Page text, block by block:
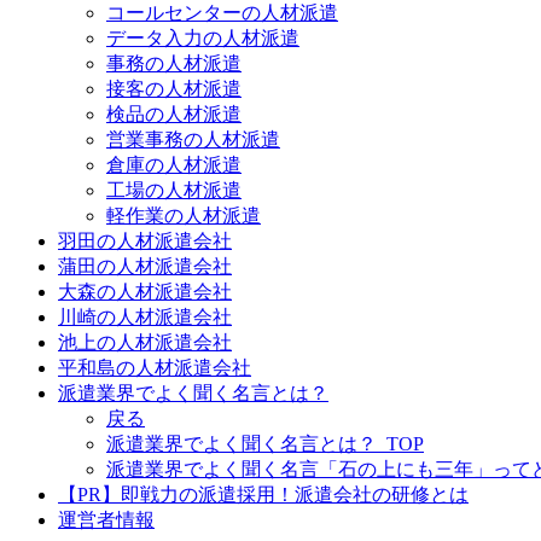
コールセンターの人材派遣
データ入力の人材派遣
事務の人材派遣
接客の人材派遣
検品の人材派遣
営業事務の人材派遣
倉庫の人材派遣
工場の人材派遣
軽作業の人材派遣
羽田の人材派遣会社
蒲田の人材派遣会社
大森の人材派遣会社
川崎の人材派遣会社
池上の人材派遣会社
平和島の人材派遣会社
派遣業界でよく聞く名言とは？
戻る
派遣業界でよく聞く名言とは？_TOP
派遣業界でよく聞く名言「石の上にも三年」って
【PR】即戦力の派遣採用！派遣会社の研修とは
運営者情報